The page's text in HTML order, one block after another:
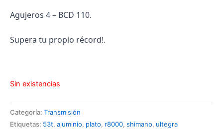
Agujeros 4 – BCD 110.
Supera tu propio récord!.
Sin existencias
Categoría: Transmisión
Etiquetas: 53t, aluminio, plato, r8000, shimano, ultegra